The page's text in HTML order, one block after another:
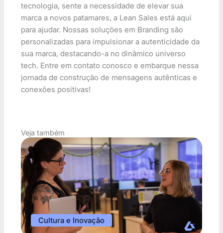
tecnologia, sente a necessidade de elevar sua
marca a novos patamares, a Lean Sales está aqui
para ajudar. Nossas soluções em Branding são
personalizadas para impulsionar a autenticidade da
sua marca, destacando-a no dinâmico universo
tech. Entre em contato conosco e embarque nessa
jornada de construção de mensagens autênticas e
conexões positivas!
Veja também
Cultura e Inovação